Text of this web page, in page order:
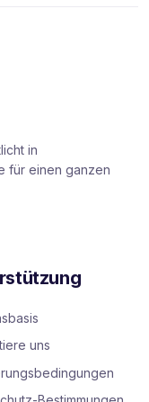
in
für einen ganzen
uns